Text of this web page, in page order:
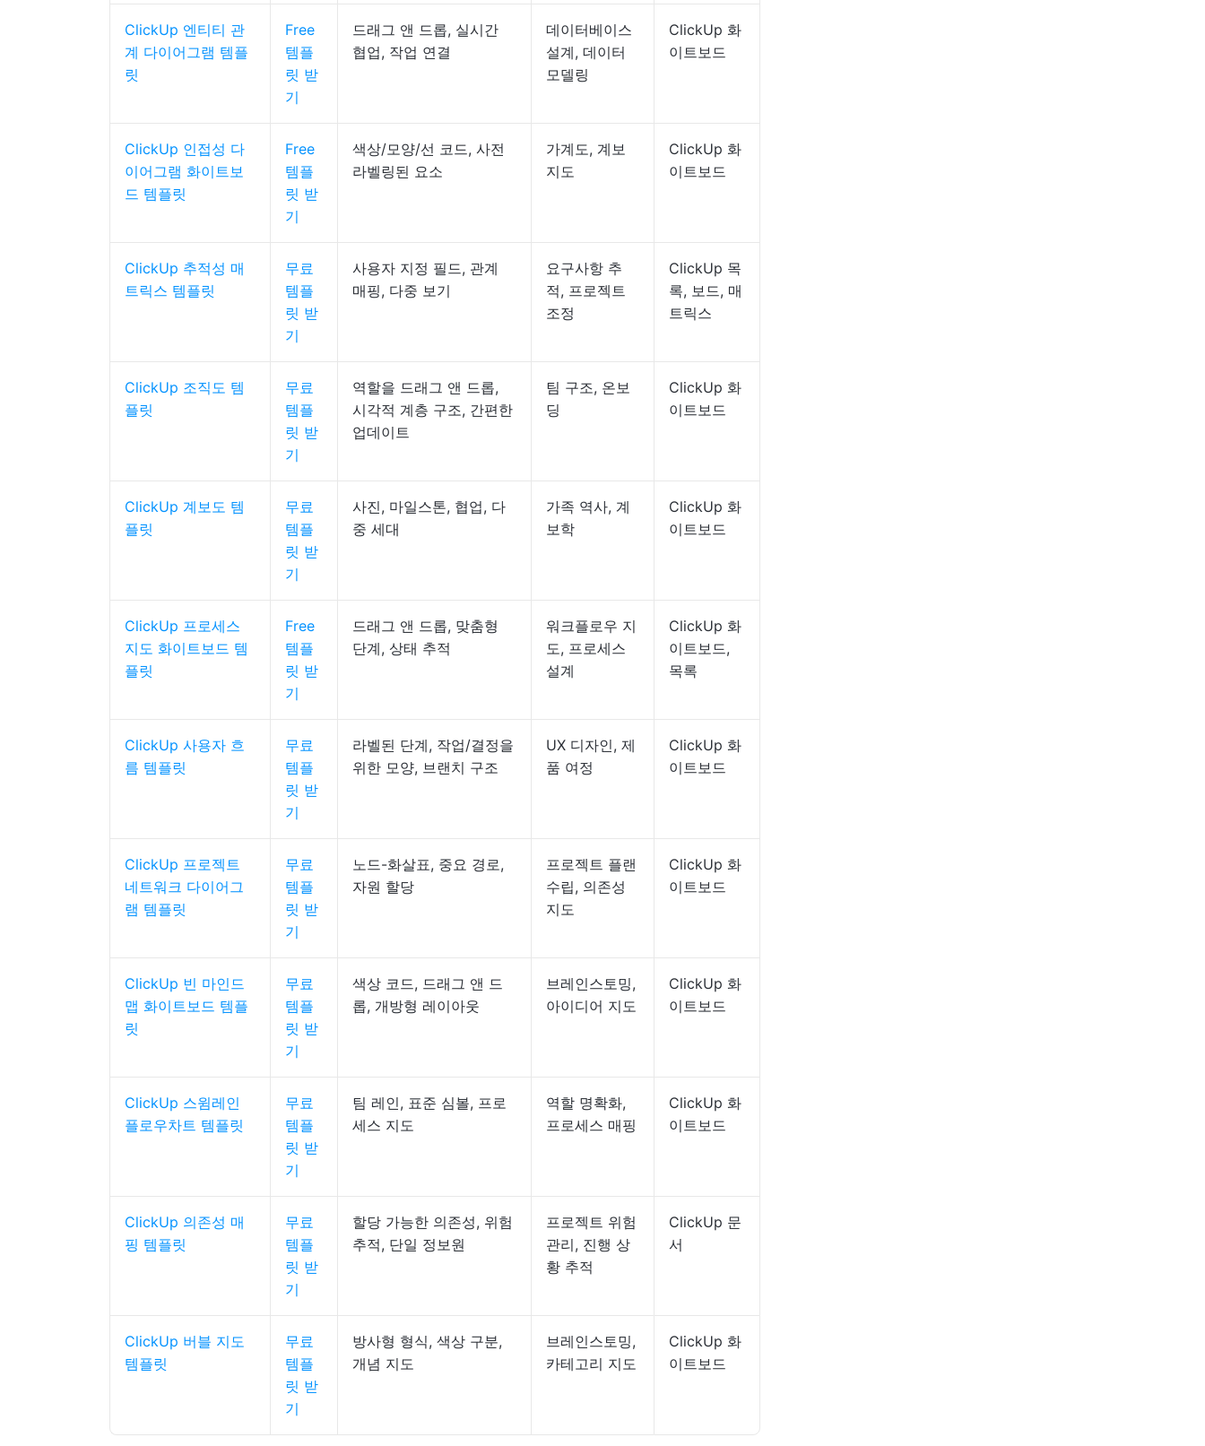
ClickUp 엔티티 관
계 다이어그램 템플
릿
Free
템플
릿 받
기
드래그 앤 드롭, 실시간
협업, 작업 연결
데이터베이스
설계, 데이터
모델링
ClickUp 화
이트보드
ClickUp 인접성 다
이어그램 화이트보
드 템플릿
Free
템플
릿 받
기
색상/모양/선 코드, 사전
라벨링된 요소
가계도, 계보
지도
ClickUp 화
이트보드
ClickUp 추적성 매
트릭스 템플릿
무료
템플
릿 받
기
사용자 지정 필드, 관계
매핑, 다중 보기
요구사항 추
적, 프로젝트
조정
ClickUp 목
록, 보드, 매
트릭스
ClickUp 조직도 템
플릿
무료
템플
릿 받
기
역할을 드래그 앤 드롭,
시각적 계층 구조, 간편한
업데이트
팀 구조, 온보
딩
ClickUp 화
이트보드
ClickUp 계보도 템
플릿
무료
템플
릿 받
기
사진, 마일스톤, 협업, 다
중 세대
가족 역사, 계
보학
ClickUp 화
이트보드
ClickUp 프로세스
지도 화이트보드 템
플릿
Free
템플
릿 받
기
드래그 앤 드롭, 맞춤형
단계, 상태 추적
워크플로우 지
도, 프로세스
설계
ClickUp 화
이트보드,
목록
ClickUp 사용자 흐
름 템플릿
무료
템플
릿 받
기
라벨된 단계, 작업/결정을
위한 모양, 브랜치 구조
UX 디자인, 제
품 여정
ClickUp 화
이트보드
ClickUp 프로젝트
네트워크 다이어그
램 템플릿
무료
템플
릿 받
기
노드-화살표, 중요 경로,
자원 할당
프로젝트 플랜
수립, 의존성
지도
ClickUp 화
이트보드
ClickUp 빈 마인드
맵 화이트보드 템플
릿
무료
템플
릿 받
기
색상 코드, 드래그 앤 드
롭, 개방형 레이아웃
브레인스토밍,
아이디어 지도
ClickUp 화
이트보드
ClickUp 스윔레인
플로우차트 템플릿
무료
템플
릿 받
기
팀 레인, 표준 심볼, 프로
세스 지도
역할 명확화,
프로세스 매핑
ClickUp 화
이트보드
ClickUp 의존성 매
핑 템플릿
무료
템플
릿 받
기
할당 가능한 의존성, 위험
추적, 단일 정보원
프로젝트 위험
관리, 진행 상
황 추적
ClickUp 문
서
ClickUp 버블 지도
템플릿
무료
템플
릿 받
기
방사형 형식, 색상 구분,
개념 지도
브레인스토밍,
카테고리 지도
ClickUp 화
이트보드